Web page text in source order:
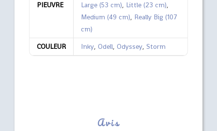
PIEUVRE
Large (53 cm), Little (23 cm),
Medium (49 cm), Really Big (107
cm)
COULEUR
Inky, Odell, Odyssey, Storm
Avis